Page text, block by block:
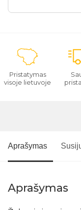
Pristatymas
visoje lietuvoje
Aprašymas
Aprašymas